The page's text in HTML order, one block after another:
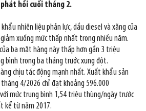
hồi cuối tháng 2.
nhiên liệu phản lực, dầu diesel và xăng của
xuống mức thấp nhất trong nhiều năm.
ba mặt hàng này thấp hơn gần 3 triệu
bình trong ba tháng trước xung đột.
chịu tác động mạnh nhất. Xuất khẩu sản
4/2026 chỉ đạt khoảng 596.000
mức trung bình 1,54 triệu thùng/ngày trước
kể từ năm 2017.